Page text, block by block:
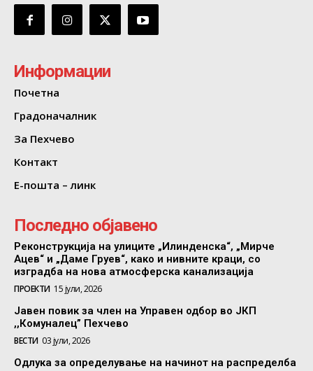
Информации
Почетна
Градоначалник
За Пехчево
Контакт
Е-пошта – линк
Последно објавено
Реконструкција на улиците „Илинденска“, „Мирче
Ацев“ и „Даме Груев“, како и нивните краци, со
изградба на нова атмосферска канализација
ПРОЕКТИ 15 јули, 2026
Јавен повик за член на Управен одбор во ЈКП
,,Комуналец” Пехчево
ВЕСТИ 03 јули, 2026
Одлука за определување на начинот на распределба